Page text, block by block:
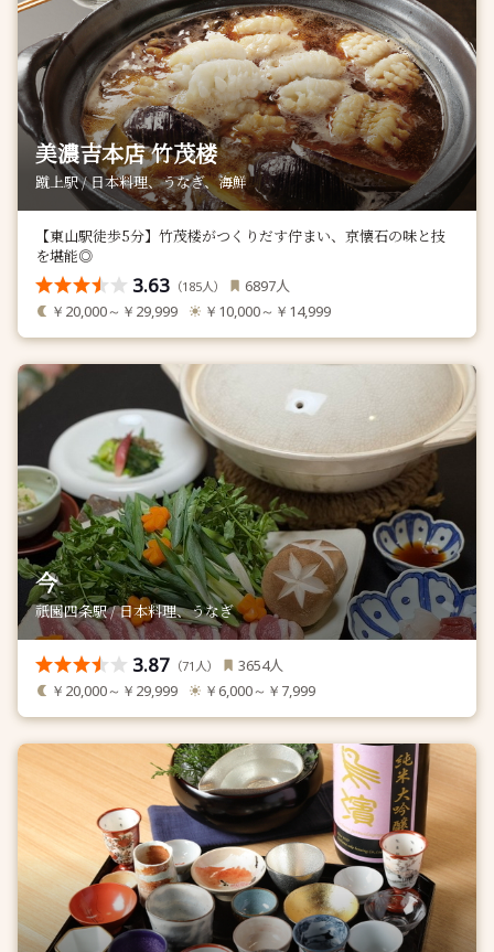
美濃吉本店 竹茂楼
蹴上駅 / 日本料理、うなぎ、海鮮
【東山駅徒歩5分】竹茂楼がつくりだす佇まい、京懐石の味と技
を堪能◎
3.63 （185人） 6897人
￥20,000～￥29,999 ￥10,000～￥14,999
今
祇園四条駅 / 日本料理、うなぎ
3.87 （71 人） 3654人
￥20,000～￥29,999 ￥6,000～￥7,999